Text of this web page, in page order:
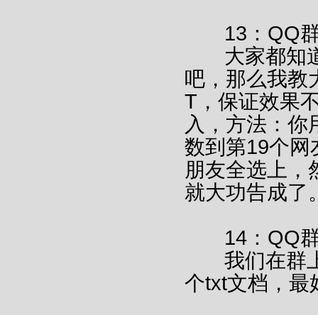
13：QQ
大家都知
吧，那么我教
T，保证效果
入，方法：你
数到第19个网
朋友全选上，
就大功告成了
14：QQ
我们在群
个txt文档，最